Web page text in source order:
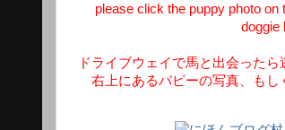
please click the puppy photo on
doggie
ドライブウェイで馬と出会った
右上にあるパピーの写真、もし